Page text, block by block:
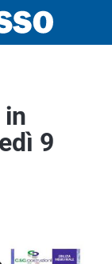
in
9